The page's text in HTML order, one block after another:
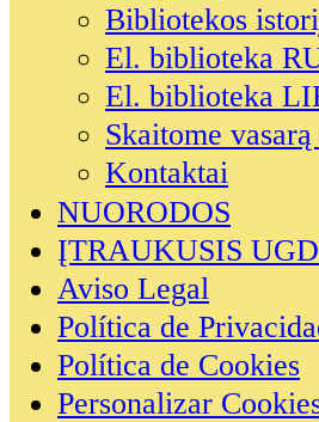
Bibliotekos
El. biblioteka
El. biblioteka
Skaitome
Kontaktai
NUORODOS
ĮTRAUKUSIS
Aviso Legal
Política de
Política de Cookies
Personalizar